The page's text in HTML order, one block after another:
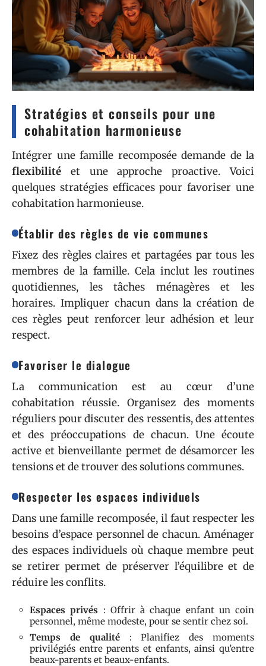
Stratégies et conseils pour une
cohabitation harmonieuse
Intégrer une famille recomposée demande de la
flexibilité et une approche proactive. Voici
quelques stratégies efficaces pour favoriser une
cohabitation harmonieuse.
Établir des règles de vie communes
Fixez des règles claires et partagées par tous les
membres de la famille. Cela inclut les routines
quotidiennes, les tâches ménagères et les
horaires. Impliquer chacun dans la création de
ces règles peut renforcer leur adhésion et leur
respect.
Favoriser le dialogue
La communication est au cœur d’une
cohabitation réussie. Organisez des moments
réguliers pour discuter des ressentis, des attentes
et des préoccupations de chacun. Une écoute
active et bienveillante permet de désamorcer les
tensions et de trouver des solutions communes.
Respecter les espaces individuels
Dans une famille recomposée, il faut respecter les
besoins d’espace personnel de chacun. Aménager
des espaces individuels où chaque membre peut
se retirer permet de préserver l’équilibre et de
réduire les conflits.
Espaces privés : Offrir à chaque enfant un coin
personnel, même modeste, pour se sentir chez soi.
Temps de qualité: Planifiez des moments
privilégiés entre parents et enfants, ainsi qu’entre
beaux-parents et beaux-enfants.